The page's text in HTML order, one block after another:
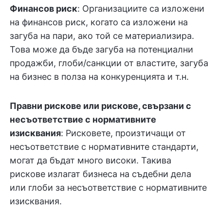
Финансов риск: Организациите са изложени
на финансов риск, когато са изложени на
загуба на пари, ако той се материализира.
Това може да бъде загуба на потенциални
продажби, глоби/санкции от властите, загуба
на бизнес в полза на конкуренцията и т.н.
Правни рискове или рискове, свързани с
несъответствие с нормативните
изисквания: Рисковете, произтичащи от
несъответствие с нормативните стандарти,
могат да бъдат много високи. Такива
рискове излагат бизнеса на съдебни дела
или глоби за несъответствие с нормативните
изисквания.